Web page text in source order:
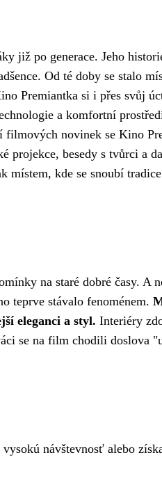
již po generace. Jeho
Od té doby se stalo
Premiantka si i přes svůj
a komfortní
filmových novinek se Kino
projekce, besedy s tvůrci a
kde se snoubí
na staré dobré časy. A
teprve stávalo fenoménem.
eleganci a styl. Interiéry
se na film chodili doslova
návštevnosť alebo